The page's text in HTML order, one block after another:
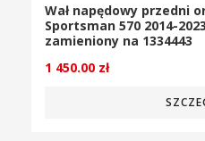
Wał napędowy przedni
Sportsman 570 2014-
zamieniony na 1334443
1 450.00 zł